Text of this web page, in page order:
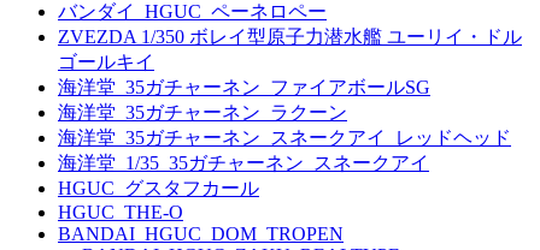
バンダイ_HGUC_ペーネロペー
ZVEZDA 1/350 ボレイ型原子力潜水艦 ユーリイ・ドル
ゴールキイ
海洋堂_35ガチャーネン_ファイアボールSG
海洋堂_35ガチャーネン_ラクーン
海洋堂_35ガチャーネン_スネークアイ_レッドヘッド
海洋堂_1/35_35ガチャーネン_スネークアイ
HGUC_グスタフカール
HGUC_THE-O
BANDAI_HGUC_DOM_TROPEN